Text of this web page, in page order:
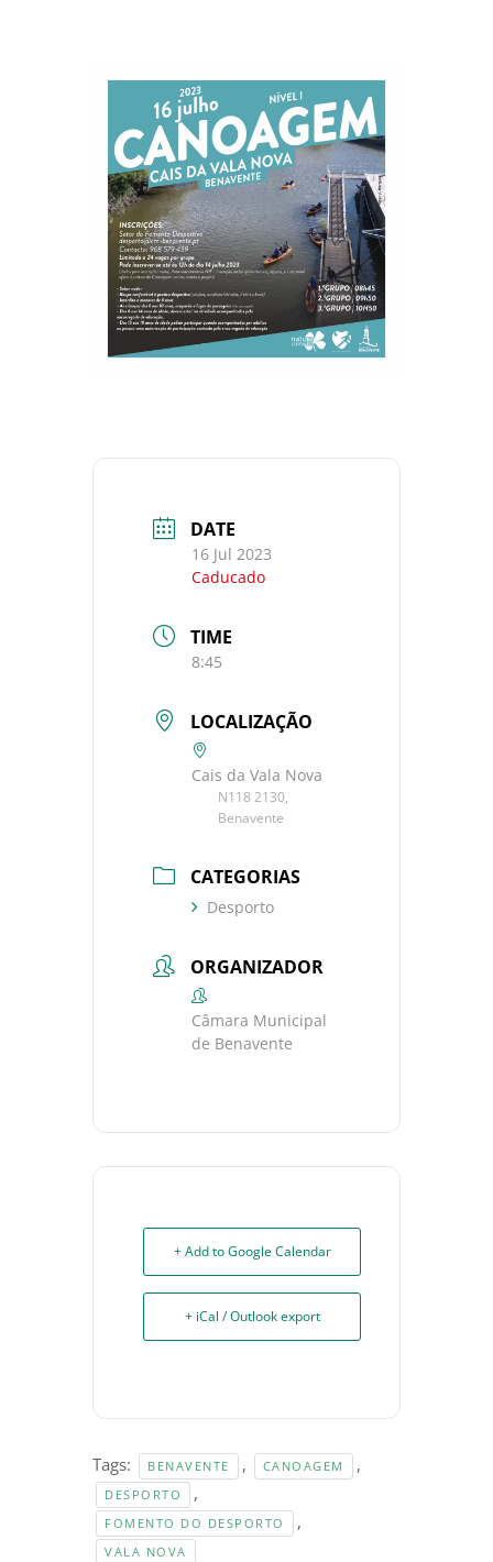
DATE
16 Jul 2023
Caducado
TIME
8:45
LOCALIZAÇÃO
Cais da Vala Nova
N118 2130,
Benavente
CATEGORIAS
Desporto
ORGANIZADOR
Câmara Municipal
de Benavente
+ Add to Google Calendar
+ iCal / Outlook export
Tags: BENAVENTE , CANOAGEM ,
DESPORTO ,
FOMENTO DO DESPORTO ,
VALA NOVA